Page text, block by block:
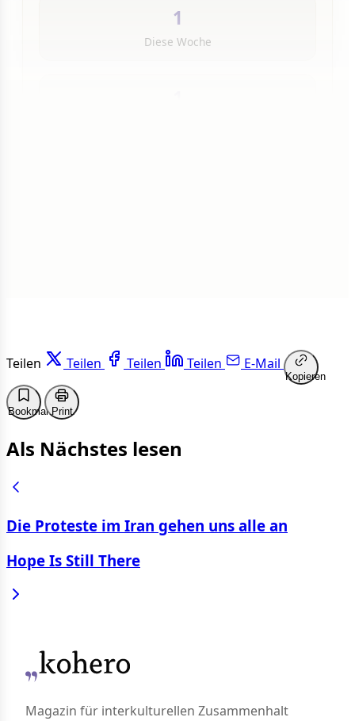
1
Diese Woche
Teilen Teilen Teilen Teilen E-Mail
Kopieren
BookmarkPrint
Als Nächstes lesen
Die Proteste im Iran gehen uns alle an
Hope Is Still There
Magazin für interkulturellen Zusammenhalt